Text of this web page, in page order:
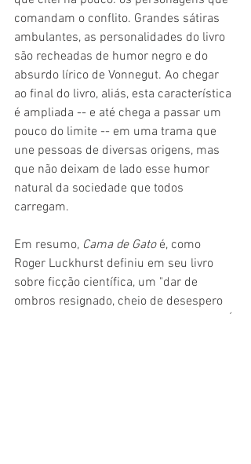
comandam o conflito. Grandes sátiras
ambulantes, as personalidades do livro
são recheadas de humor negro e do
absurdo lírico de Vonnegut. Ao chegar
ao final do livro, aliás, esta característica
é ampliada -- e até chega a passar um
pouco do limite -- em uma trama que
une pessoas de diversas origens, mas
que não deixam de lado esse humor
natural da sociedade que todos
carregam.
Em resumo, Cama de Gato é, como
Roger Luckhurst definiu em seu livro
sobre ficção científica, um "dar de
ombros resignado, cheio de desespero